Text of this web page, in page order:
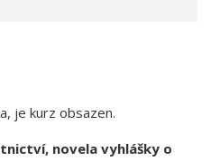
je kurz obsazen.
novela vyhlášky o